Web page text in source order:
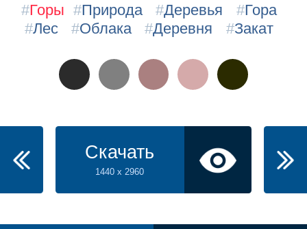
#Горы #Природа #Деревья #Гора
#Лес #Облака #Деревня #Закат
Скачать
1440 x 2960